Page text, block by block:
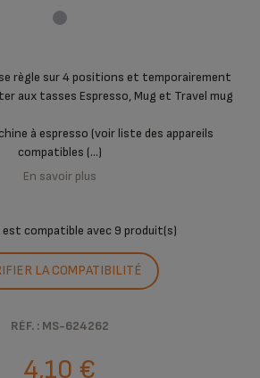
règle sur 4 positions et temporairement
aux tasses Espresso, Mug et Travel mug
à espresso (voir liste des appareils
compatibles (...)
En savoir plus
compatible avec 9 produit(s)
LA COMPATIBILITÉ
RÉF. : MS-624262
4,10 €